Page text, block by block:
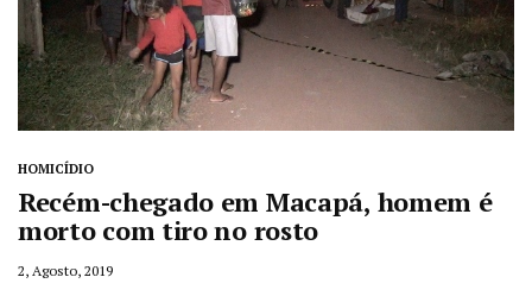
HOMICÍDIO
Recém-chegado em Macapá, homem é
morto com tiro no rosto
2, Agosto, 2019